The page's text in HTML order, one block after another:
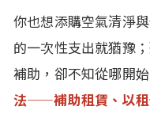
你也想添購空氣清淨
的一次性支出就猶豫
補助，卻不知從哪開
法——補助租賃、以